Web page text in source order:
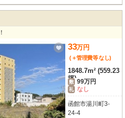
0138）84-1666までお気軽にどうぞ✨
33万円
(＋管理費等なし)
1848.7m² (559.23
坪)
敷 99万円
礼 なし
函館市湯川町3-
24-4